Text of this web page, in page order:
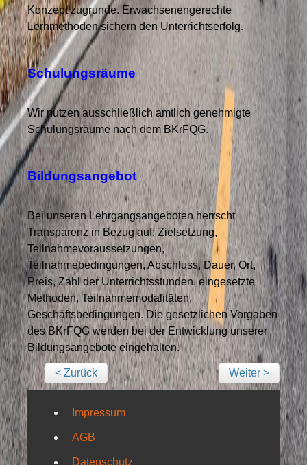
Konzept zugrunde. Erwachsenengerechte
Lernmethoden sichern den Unterrichtserfolg.
Schulungsräume
Wir nutzen ausschließlich amtlich genehmigte
Schulungsräume nach dem BKrFQG.
Bildungsangebot
Bei unseren Lehrgangsangeboten herrscht
Transparenz in Bezug auf: Zielsetzung,
Teilnahmevoraussetzungen,
Teilnahmebedingungen, Abschluss, Dauer, Ort,
Preis, Zahl der Unterrichtsstunden, eingesetzte
Methoden, Teilnahmemodalitäten,
Geschäftsbedingungen. Die gesetzlichen Vorgaben
des BKrFQG werden bei der Entwicklung unserer
Bildungsangebote eingehalten.
< Zurück Weiter >
Impressum
AGB
Datenschutz